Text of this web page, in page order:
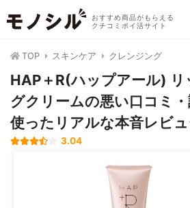
おすすめ商品がもらえる
クチコミポイ活サイト
TOP スキンケア クレンジング
HAP＋R(ハップアール)
グクリームの悪い口コミ
使ったリアルな本音レビ
3.04